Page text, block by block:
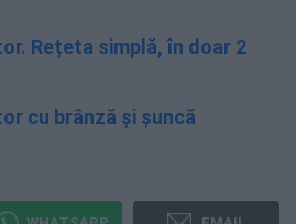
Rețeta simplă, în doar 2
cu brânză și șuncă